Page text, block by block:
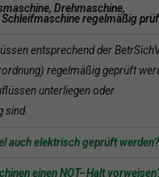
Drehmaschine,
regelmäßig
entsprechend der
regelmäßig geprüft
unterliegen oder
sind.
auch elektrisch geprüft werden?
einen NOT–Halt